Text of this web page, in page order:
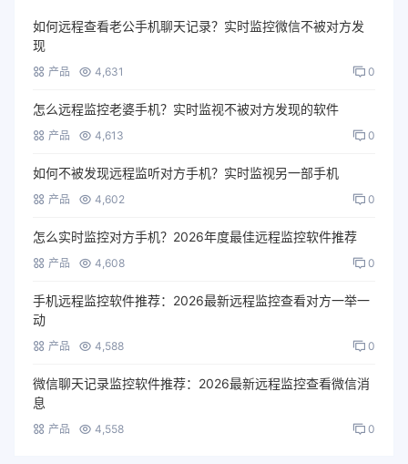
如何远程查看老公手机聊天记录？实时监控微信不被对方发
现
产品 4,631 0
怎么远程监控老婆手机？实时监视不被对方发现的软件
产品 4,613 0
如何不被发现远程监听对方手机？实时监视另一部手机
产品 4,602 0
怎么实时监控对方手机？2026年度最佳远程监控软件推荐
产品 4,608 0
手机远程监控软件推荐：2026最新远程监控查看对方一举一
动
产品 4,588 0
微信聊天记录监控软件推荐：2026最新远程监控查看微信消
息
产品 4,558 0